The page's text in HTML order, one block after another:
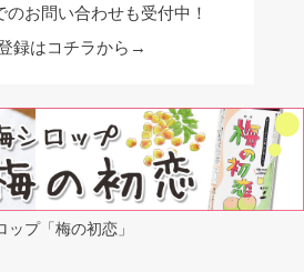
のお問い合わせも受付中！
録はコチラから→
プ「梅の初恋」